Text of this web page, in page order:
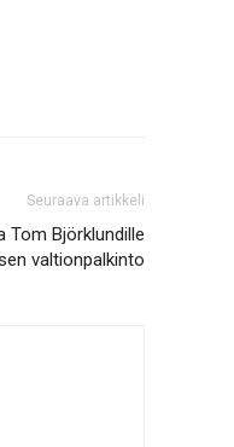
Seuraava artikkeli
Tom Björklundille
valtionpalkinto